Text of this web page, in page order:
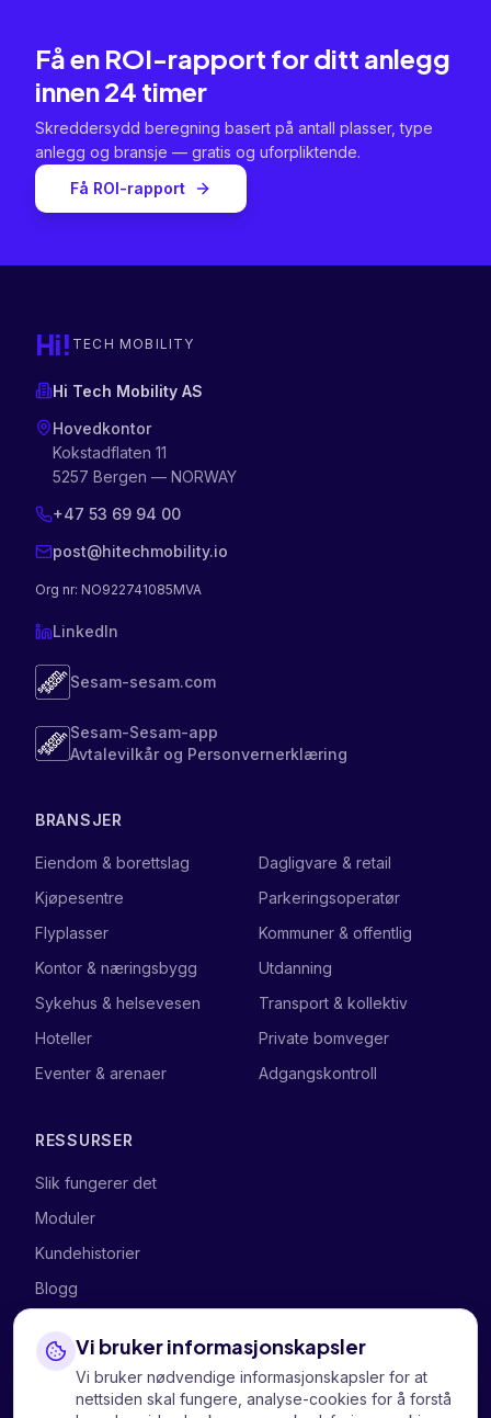
Vi bruker informasjonskapsler
Vi bruker nødvendige informasjonskapsler for at
nettsiden skal fungere, analyse-cookies for å forstå
Få en ROI-rapport for ditt anlegg
innen 24 timer
Skreddersydd beregning basert på antall plasser, type
anlegg og bransje — gratis og uforpliktende.
Få ROI-rapport
Hi! TECH MOBILITY
Hi Tech Mobility AS
Hovedkontor
Kokstadflaten 11
5257 Bergen — NORWAY
+47 53 69 94 00
post@hitechmobility.io
Org nr: NO922741085MVA
LinkedIn
Sesam-sesam.com
Sesam-Sesam-app
Avtalevilkår og Personvernerklæring
BRANSJER
Eiendom & borettslag
Kjøpesentre
Flyplasser
Kontor & næringsbygg
Sykehus & helsevesen
Hoteller
Eventer & arenaer
Dagligvare & retail
Parkeringsoperatør
Kommuner & offentlig
Utdanning
Transport & kollektiv
Private bomveger
Adgangskontroll
RESSURSER
Slik fungerer det
Moduler
Kundehistorier
Blogg
SELSKAPET
Om oss